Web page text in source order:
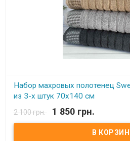
Набор махровых полотенец
из 3-х штук 70х140 см
В наличии
Набор махровых полотенец Sweet
Размер: 70х140 см - 3 шт Состав:
2 100 грн. 1 850 грн.